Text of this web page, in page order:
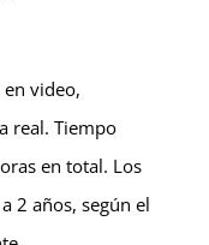
video,
real. Tiempo
en total. Los
2 años, según el